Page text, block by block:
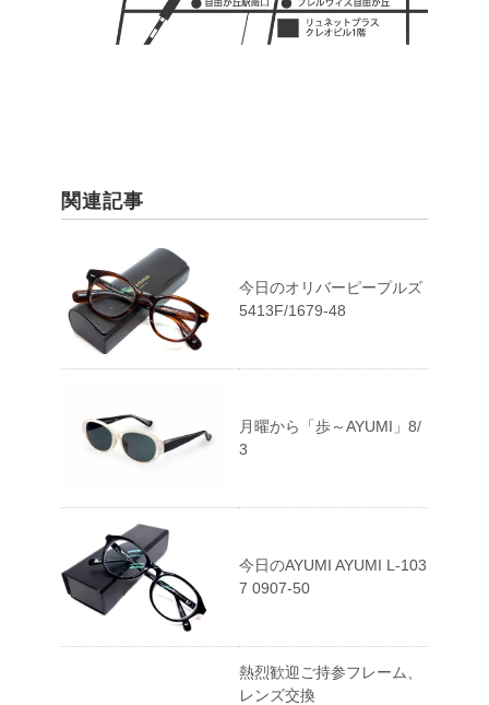
関連記事
今日のオリバーピープルズ
5413F/1679-48
月曜から「歩～AYUMI」8/
3
今日のAYUMI AYUMI L-103
7 0907-50
熱烈歓迎ご持参フレーム、
レンズ交換